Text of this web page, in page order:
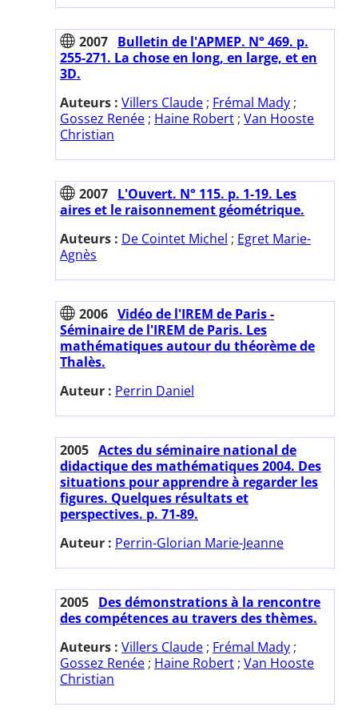
2007 Bulletin de l'APMEP. N° 469. p.
255-271. La chose en long, en large, et en
3D.
Auteurs : Villers Claude ; Frémal Mady ;
Gossez Renée ; Haine Robert ; Van Hooste
Christian
2007 L'Ouvert. N° 115. p. 1-19. Les
aires et le raisonnement géométrique.
Auteurs : De Cointet Michel ; Egret Marie-
Agnès
2006 Vidéo de l'IREM de Paris -
Séminaire de l'IREM de Paris. Les
mathématiques autour du théorème de
Thalès.
Auteur : Perrin Daniel
2005 Actes du séminaire national de
didactique des mathématiques 2004. Des
situations pour apprendre à regarder les
figures. Quelques résultats et
perspectives. p. 71-89.
Auteur : Perrin-Glorian Marie-Jeanne
2005 Des démonstrations à la rencontre
des compétences au travers des thèmes.
Auteurs : Villers Claude ; Frémal Mady ;
Gossez Renée ; Haine Robert ; Van Hooste
Christian